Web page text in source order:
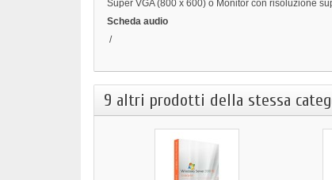
Super VGA (800 x 600) o Monitor con risoluzione
Scheda audio
/
9 altri prodotti della stessa